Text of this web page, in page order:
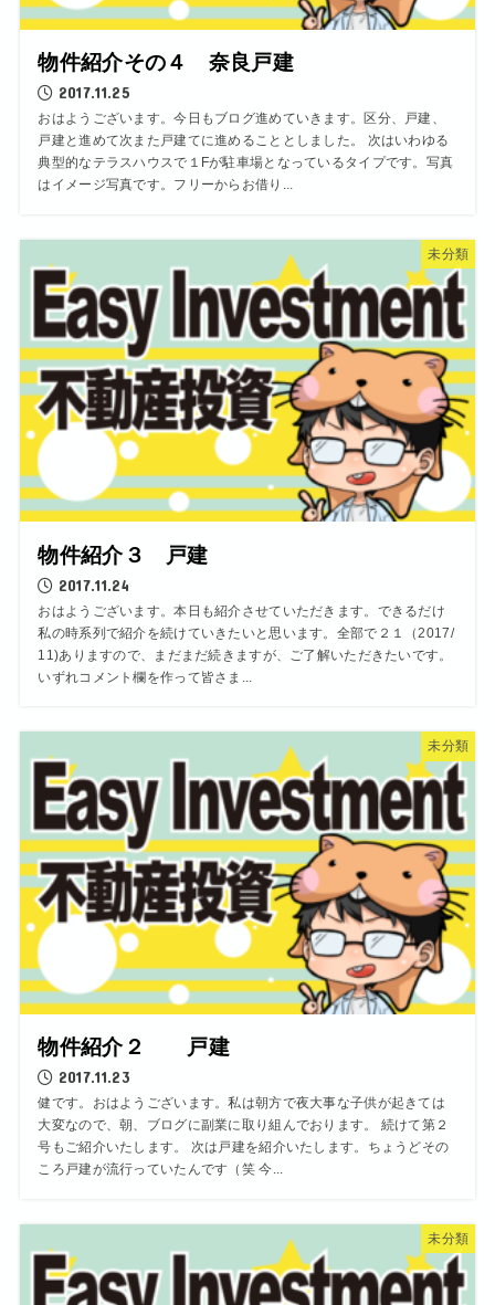
物件紹介その４ 奈良戸建
2017.11.25
おはようございます。今日もブログ進めていきます。区分、戸建、
戸建と進めて次また戸建てに進めることとしました。 次はいわゆる
典型的なテラスハウスで１Fが駐車場となっているタイプです。写真
はイメージ写真です。フリーからお借り...
未分類
物件紹介３ 戸建
2017.11.24
おはようございます。本日も紹介させていただきます。できるだけ
私の時系列で紹介を続けていきたいと思います。全部で２１（2017/
11)ありますので、まだまだ続きますが、ご了解いただきたいです。
いずれコメント欄を作って皆さま...
未分類
物件紹介２ 戸建
2017.11.23
健です。おはようございます。私は朝方で夜大事な子供が起きては
大変なので、朝、ブログに副業に取り組んでおります。 続けて第２
号もご紹介いたします。 次は戸建を紹介いたします。ちょうどその
ころ戸建が流行っていたんです（笑 今...
未分類